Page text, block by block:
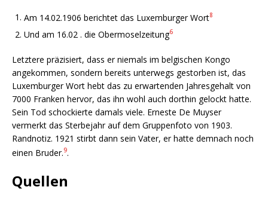
Am 14.02.1906 berichtet das Luxemburger Wort8
Und am 16.02 . die Obermoselzeitung6
Letztere präzisiert, dass er niemals im belgischen Kongo
angekommen, sondern bereits unterwegs gestorben ist, das
Luxemburger Wort hebt das zu erwartenden Jahresgehalt von
7000 Franken hervor, das ihn wohl auch dorthin gelockt hatte.
Sein Tod schockierte damals viele. Erneste De Muyser
vermerkt das Sterbejahr auf dem Gruppenfoto von 1903.
Randnotiz. 1921 stirbt dann sein Vater, er hatte demnach noch
einen Bruder.9.
Quellen